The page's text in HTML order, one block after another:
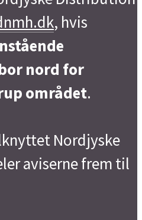
, hvis
nord for
området.
Nordjyske
aviserne frem til